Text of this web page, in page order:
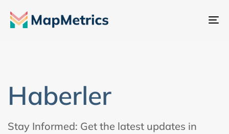
Haberler
Stay Informed: Get the latest updates in